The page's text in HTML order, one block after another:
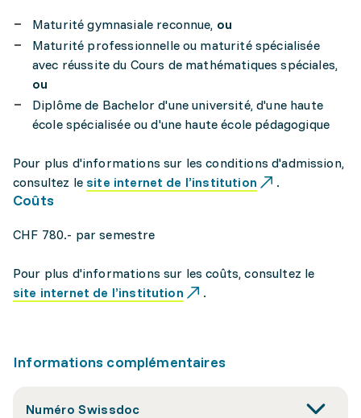
Maturité gymnasiale reconnue, ou
Maturité professionnelle ou maturité spécialisée
avec réussite du Cours de mathématiques spéciales,
ou
Diplôme de Bachelor d'une université, d'une haute
école spécialisée ou d'une haute école pédagogique
Pour plus d'informations sur les conditions d'admission,
consultez le site internet de l’institution .
Coûts
CHF 780.- par semestre
Pour plus d'informations sur les coûts, consultez le
site internet de l’institution
.
Informations complémentaires
Numéro Swissdoc